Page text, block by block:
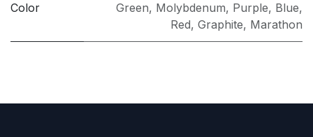
Color Green, Molybdenum, Purple, Blue,
Red, Graphite, Marathon